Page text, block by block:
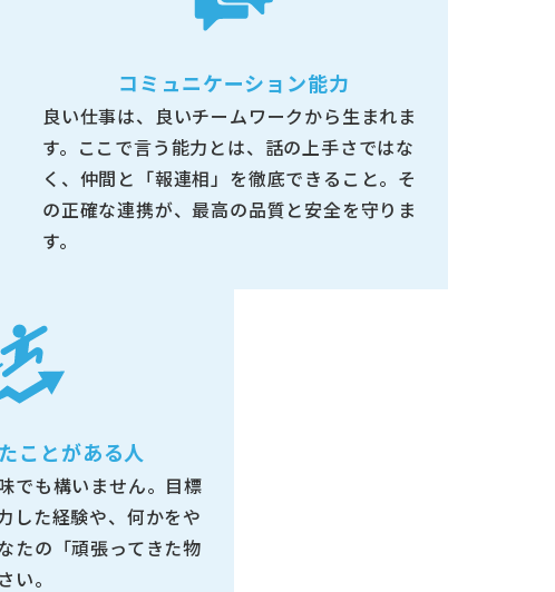
コミュニケーション能力
良い仕事は、良いチームワークから生まれま
す。ここで言う能力とは、話の上手さではな
く、仲間と「報連相」を徹底できること。そ
の正確な連携が、最高の品質と安全を守りま
す。
ことがある人
でも構いません。目標
した経験や、何かをや
たの「頑張ってきた物
い。